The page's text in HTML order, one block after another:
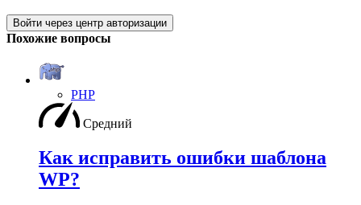
Войти через центр авторизации
Похожие вопросы
PHP
Средний
Как исправить ошибки шаблона
WP?